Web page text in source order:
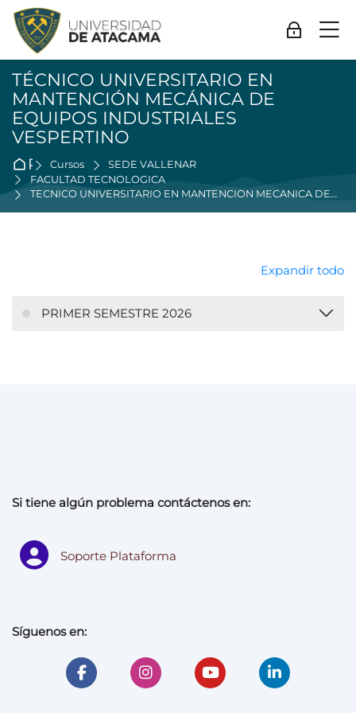
Skip to navigation
Skip to login form
Salta al contenido principal
Skip to accessibility options
Skip to footer
Skip accessibility options
Acceder
TÉCNICO UNIVERSITARIO EN
MANTENCIÓN MECÁNICA DE
EQUIPOS INDUSTRIALES
VESPERTINO
Página Principal
Cursos
SEDE VALLENAR
FACULTAD TECNOLÓGICA
TÉCNICO UNIVERSITARIO EN MANTENCIÓN MECÁNICA DE EQUIPOS INDUSTRIALES VESPERTINO
Expandir todo
PRIMER SEMESTRE 2026
Si tiene algún problema contáctenos en:
Soporte Plataforma
Síguenos en: